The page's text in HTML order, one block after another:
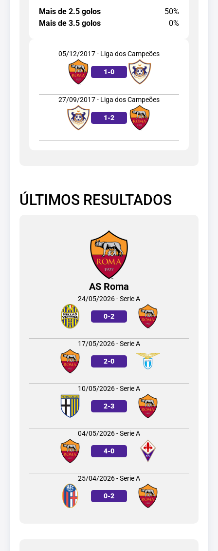
Mais de 2.5 golos
50%
Mais de 3.5 golos
0%
05/12/2017 - Liga dos Campeões
1-0
27/09/2017 - Liga dos Campeões
1-2
ÚLTIMOS RESULTADOS
AS Roma
24/05/2026 - Serie A
0-2
17/05/2026 - Serie A
2-0
10/05/2026 - Serie A
2-3
04/05/2026 - Serie A
4-0
25/04/2026 - Serie A
0-2